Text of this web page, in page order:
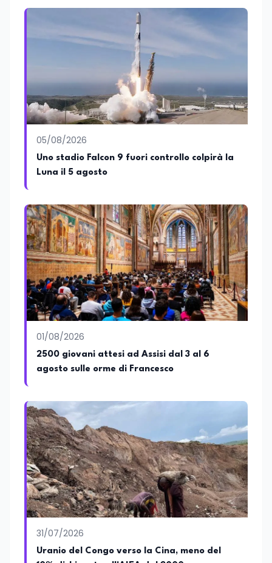
risiede stabilmente) e Presidente
Nazionale di ENBAS, ente bilaterale attivo
nella formazione professionale e nelle
politiche attive per il lavoro. In qualità di
Coordinatore Nazionale dei Progetti di
Ricerca presso ERSAF, guida iniziative che
coniugano intelligenza artificiale e
formazione, tra cui FindYourGoal.it,
piattaforma di orientamento scuola-
lavoro basata sul modello LifeComp,
Avatar4University.Org, sistema AI per la
creazione di corsi universitari con avatar
docente, KeepYouCare.it, piattaforma di
telerefertazione. È inoltre Delegato della
ed è membro del tavolo delle regioni,
dove coordina un progetto per la
creazione di un Hub Formativo in Tunisia.
Docente a contratto di Diritto
dell'Economia e Diritto Internazionale
presso la SSML di Lamezia Terme e
presso l'Università Telematica eCampus,
è autore di pubblicazioni in ambito
pedagogico sulle competenze
caratteriali e il framework LifeComp. Ha
tenuto interventi al Senato della
Regione Lombardia e a Buenos Aires su
temi che spaziano dalla pedagogia
Manager certificato MISE, unisce visione
strategica e competenza tecnologica
con una vocazione per il dialogo
istituzionale e la ricerca applicata.
05/08/2026
Uno stadio Falcon 9 fuori controllo colpirà la
Luna il 5 agosto
01/08/2026
2500 giovani attesi ad Assisi dal 3 al 6
agosto sulle orme di Francesco
31/07/2026
Uranio del Congo verso la Cina, meno del